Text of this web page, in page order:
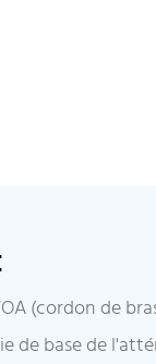
(cordon de
de base de